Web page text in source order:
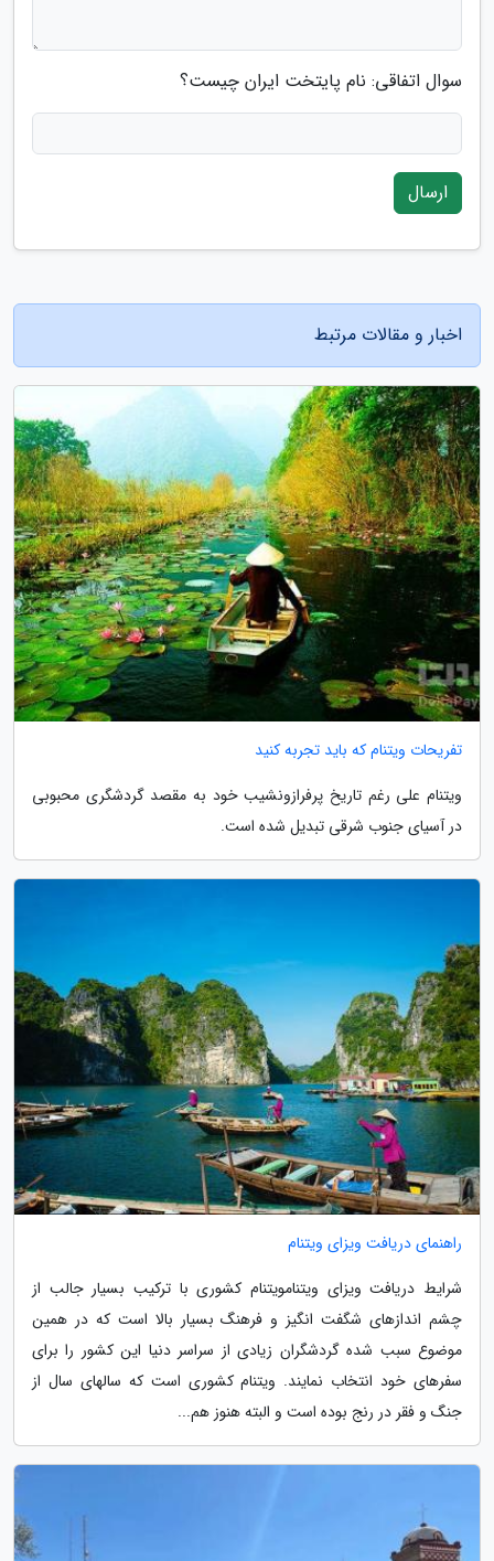
سوال اتفاقی: نام پایتخت ایران چیست؟
ارسال
اخبار و مقالات مرتبط
تفریحات ویتنام که باید تجربه کنید
ویتنام علی رغم تاریخ پرفرازونشیب خود به مقصد گردشگری محبوبی
در آسیای جنوب شرقی تبدیل شده است.
راهنمای دریافت ویزای ویتنام
شرایط دریافت ویزای ویتنامویتنام کشوری با ترکیب بسیار جالب از
چشم اندازهای شگفت انگیز و فرهنگ بسیار بالا است که در همین
موضوع سبب شده گردشگران زیادی از سراسر دنیا این کشور را برای
سفرهای خود انتخاب نمایند. ویتنام کشوری است که سالهای سال از
جنگ و فقر در رنج بوده است و البته هنوز هم...